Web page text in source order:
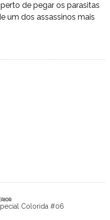
de pegar os parasitas
um dos assassinos mais
Colorida #06